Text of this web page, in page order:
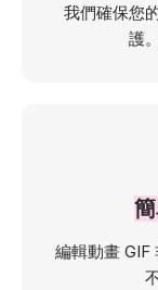
我們確保您
護
編輯動畫 GIF